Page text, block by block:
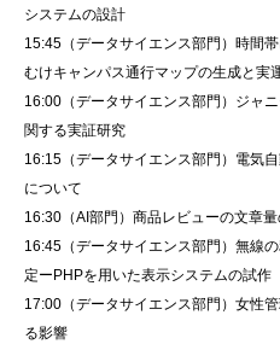
システムの設計
15:45（データサイエンス部門 ） 時間
むけキャンパス通行マップの生成と実
16:00（データサイエンス部門 ） ジャ
関する実証研究
16:15（データサイエンス部門 ） 電気
について
16:30（AI部門 ） 商品レビューの文章
16:45（データサイエンス部門 ） 無線
定ーPHPを用いた表示システムの試作
17:00（データサイエンス部門 ） 女性
る影響